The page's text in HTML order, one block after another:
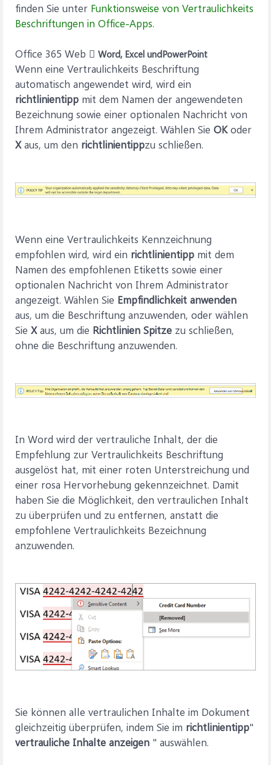
finden Sie unter Funktionsweise von Vertraulichkeits
Beschriftungen in Office-Apps.
Office 365 Web  Word, Excel undPowerPoint
Wenn eine Vertraulichkeits Beschriftung
automatisch angewendet wird, wird ein
richtlinientipp mit dem Namen der angewendeten
Bezeichnung sowie einer optionalen Nachricht von
Ihrem Administrator angezeigt. Wählen Sie OKoder
Xaus, um den richtlinientippzu schließen.
Wenn eine Vertraulichkeits Kennzeichnung
empfohlen wird, wird ein richtlinientipp mit dem
Namen des empfohlenen Etiketts sowie einer
optionalen Nachricht von Ihrem Administrator
angezeigt. Wählen Sie Empfindlichkeit anwenden
aus, um die Beschriftung anzuwenden, oder wählen
Sie Xaus, um die Richtlinien Spitze zu schließen,
ohne die Beschriftung anzuwenden.
In Word wird der vertrauliche Inhalt, der die
Empfehlung zur Vertraulichkeits Beschriftung
ausgelöst hat, mit einer roten Unterstreichung und
einer rosa Hervorhebung gekennzeichnet. Damit
haben Sie die Möglichkeit, den vertraulichen Inhalt
zu überprüfen und zu entfernen, anstatt die
empfohlene Vertraulichkeits Bezeichnung
anzuwenden.
Sie können alle vertraulichen Inhalte im Dokument
gleichzeitig überprüfen, indem Sie im richtlinientipp"
vertrauliche Inhalte anzeigen " auswählen.